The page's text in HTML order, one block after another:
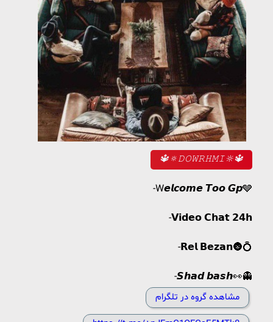
🔱🔅𝙳𝙾‌‌𝚆𝚁𝙷𝙼𝙸🔆🔱
-W𝙚𝙡𝙘𝙤𝙢𝙚 𝙏𝙤𝙤 𝙂𝙥🩶
-𝗩𝗶𝗱𝗲𝗼 𝗖𝗵𝗮𝘁 𝟮𝟰𝗵
-𝗥𝗲𝗹 𝗕𝗲𝘇𝗮𝗻🌚💍
-𝙎𝙝𝙖𝙙 𝙗𝙖𝙨𝙝👀👻
مشاهده گروه در تلگرام